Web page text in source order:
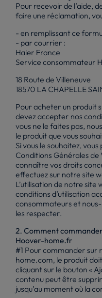
Pour recevoir de l’aide,
faire une réclamation,
- en remplissant ce
- par courrier :
Haier France
Service consommateur
18 Route de Villeneuve
18570 LA CHAPELLE
Pour acheter un produit
devez accepter nos
vous ne le faites pas,
le produit que vous
Si vous le souhaitez,
Conditions Générales
connaître vos droits
effectuez sur notre site
L’utilisation de notre site
conditions d’utilisation
consommateurs et
les respecter.
2. Comment
Hoover-home.fr
#1 Pour commander sur
home.com, le produit
cliquant sur le bouton «
contenu peut être
jusqu’au moment où la